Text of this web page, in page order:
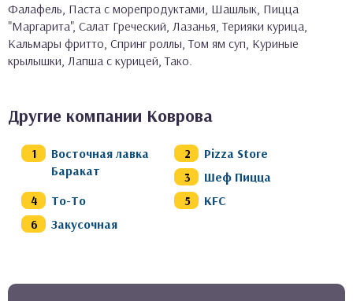
Фалафель, Паста с морепродуктами, Шашлык, Пицца
"Маргарита", Салат Греческий, Лазанья, Терияки курица,
Кальмары фритто, Спринг роллы, Том ям суп, Куриные
крылышки, Лапша с курицей, Тако.
Другие компании Коврова
Восточная лавка
Баракат
Pizza Store
Шеф Пицца
То-То
KFC
Закусочная